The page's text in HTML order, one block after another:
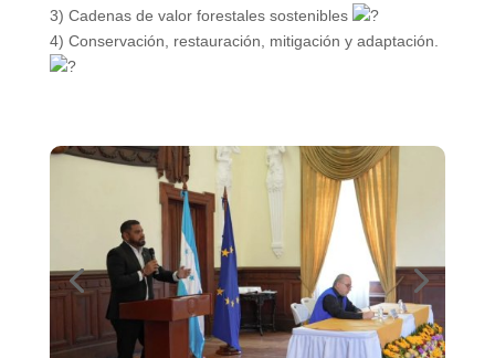
3) Cadenas de valor forestales sostenibles
4) Conservación, restauración, mitigación y adaptación.